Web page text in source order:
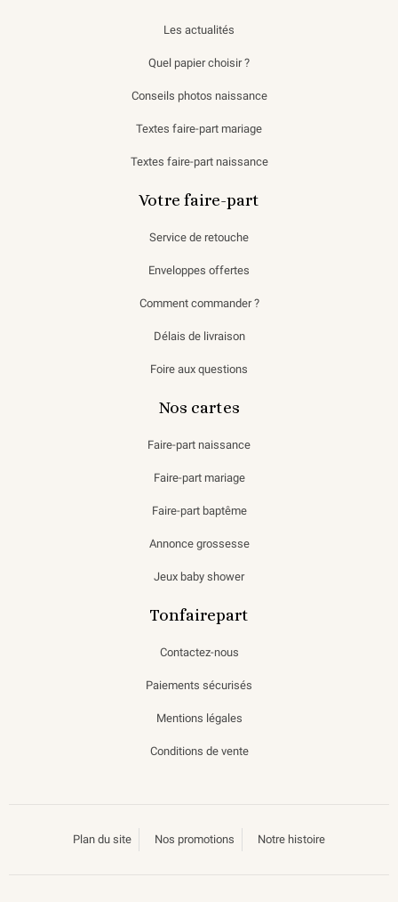
Les actualités
Quel papier choisir ?
Conseils photos naissance
Textes faire-part mariage
Textes faire-part naissance
Votre faire-part
Service de retouche
Enveloppes offertes
Comment commander ?
Délais de livraison
Foire aux questions
Nos cartes
Faire-part naissance
Faire-part mariage
Faire-part baptême
Annonce grossesse
Jeux baby shower
Tonfairepart
Contactez-nous
Paiements sécurisés
Mentions légales
Conditions de vente
Plan du site Nos promotions Notre histoire